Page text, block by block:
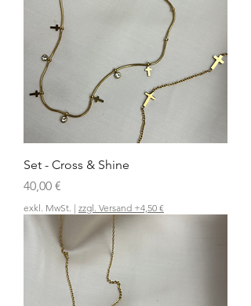
Set - Cross & Shine
Preis
40,00 €
exkl. MwSt. | zzgl. Versand +4,50 €